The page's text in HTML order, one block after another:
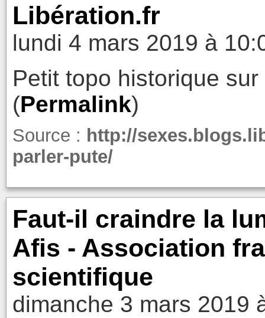
Libération.fr
lundi 4 mars 2019 à
Petit topo historique
(Permalink)
Source : http://
parler-pute/
Faut-il craindre la
Afis - Association
scientifique
dimanche 3 mars 2019